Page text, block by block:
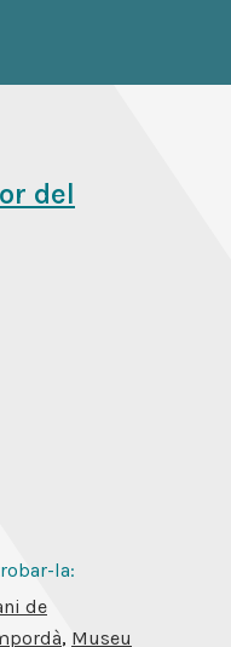
del
la:
de
, Museu